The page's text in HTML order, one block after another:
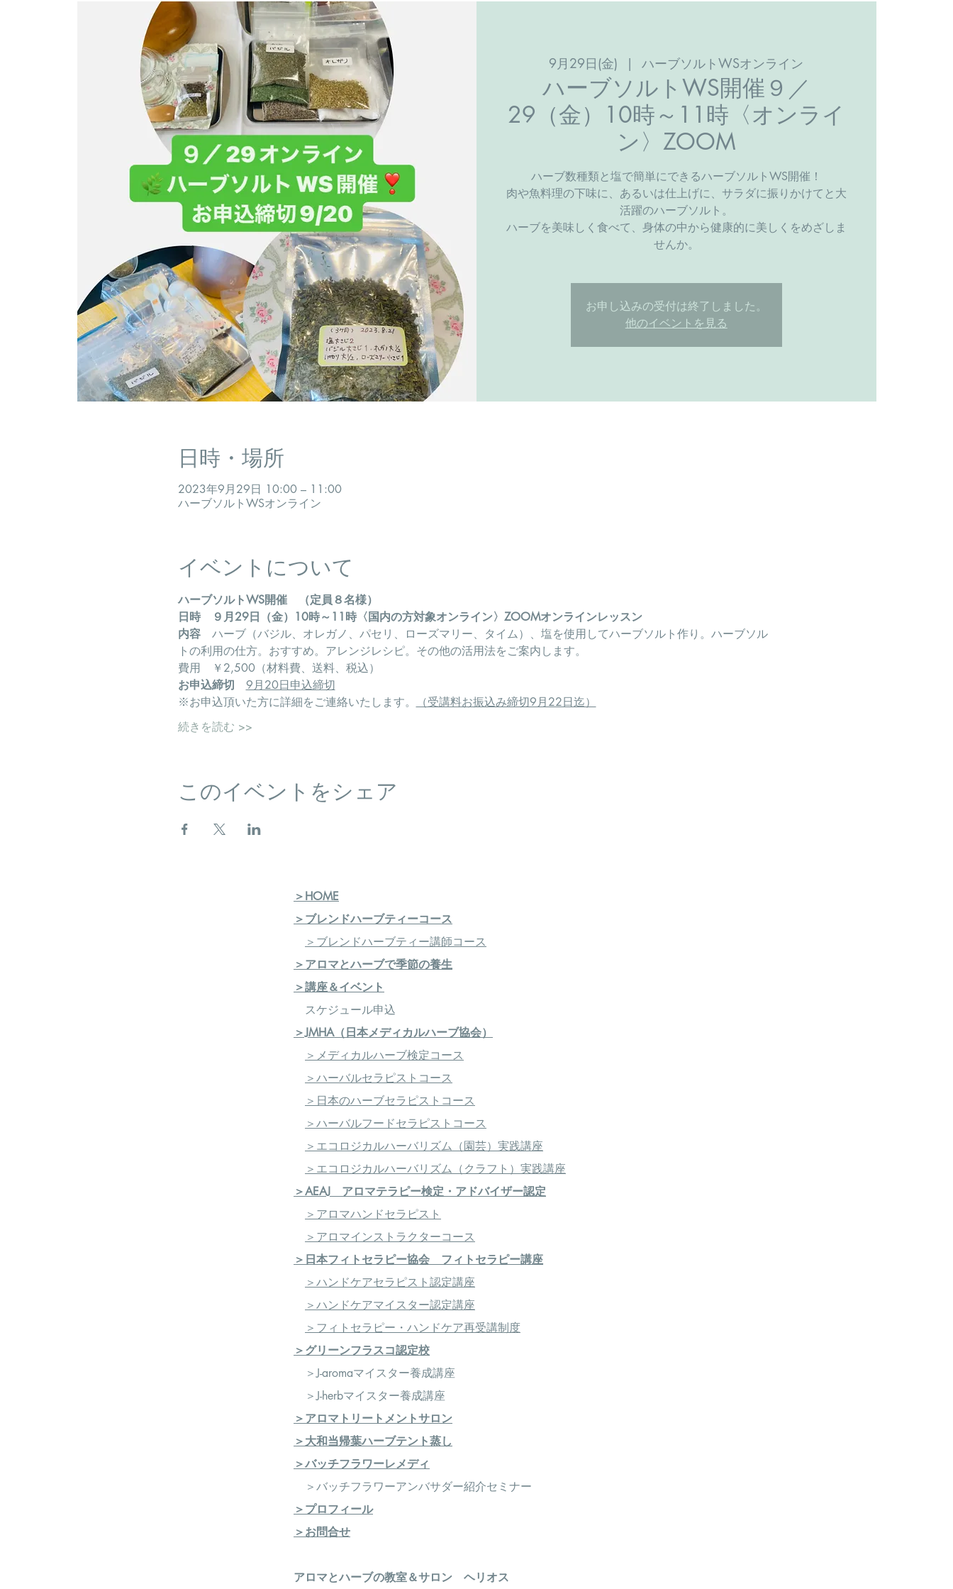
9月29日(金)
  |
ハーブソルトWSオンライン
ハーブソルトWS開催９／
29（金）10時～11時〈オンライ
ン〉ZOOM
ハーブ数種類と塩で簡単にできるハーブソルトWS開催！
肉や魚料理の下味に、あるいは仕上げに、サラダに振りかけてと大
活躍のハーブソルト。
ハーブを美味しく食べて、身体の中から健康的に美しくをめざしま
せんか。
お申し込みの受付は終了しました。
他のイベントを見る
日時・場所
2023年9月29日 10:00 – 11:00
ハーブソルトWSオンライン
イベントについて
ハーブソルトWS開催　（定員８名様）
日時
９月29日（金）10時～11時〈国内の方対象オンライン〉ZOOMオンラインレッスン
内容 ハーブ（バジル、オレガノ、パセリ、ローズマリー、タイム）、塩を使用してハーブソルト作り。ハーブソル
トの利用の仕方。おすすめ。アレンジレシピ。その他の活用法をご案内します。
費用　￥2,500（材料費、送料、税込）
お申込締切
9月20日申込締切
※お申込頂いた方に詳細をご連絡いたします。
（受講料お振込み締切9月22日迄）
続きを読む >>
このイベントをシェア
＞HOME
＞ブレンドハーブティーコース
＞ブレンドハーブティー講師コース
＞アロマとハーブで季節の養生
＞講座＆イベント
スケジュール申込
＞JMHA（日本メディカルハーブ協会）
＞メディカルハーブ検定コース
＞ハーバルセラピストコース
＞日本のハーブセラピストコース
＞ハーバルフードセラピストコース
＞エコロジカルハーバリズム（園芸）実践講座
＞エコロジカルハーバリズム（クラフト）実践講座
＞AEAJ アロマテラピー検定・アドバイザー認定
＞アロマハンドセラピスト
＞アロマインストラクターコース
＞日本フィトセラピー協会 フィトセラピー講座
＞ハンドケアセラピスト認定講座
＞ハンドケアマイスター認定講座
＞フィトセラピー・ハンドケア再受講制度
＞グリーンフラスコ認定校
＞J-aromaマイスター養成講座
＞J-herbマイスター養成講座
＞アロマトリートメントサロン
＞大和当帰葉ハーブテント蒸し
＞バッチフラワーレメディ
​ ＞バッチフラワーアンバサダー紹介セミナー
＞プロフィール
＞お問合せ
​​アロマとハーブの教室＆サロン ヘリオス